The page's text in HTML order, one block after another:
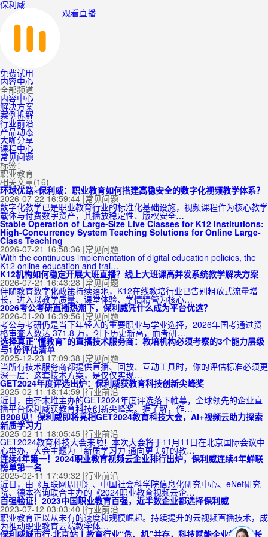
保利威
观看直播
免费试用
内容中心
全部频道
内容中心
解决方案
案例拆解
行业前沿
产品动态
大咖分享
课程中心
常见问题
标签：
职业教育
相关文章(16)
环球优路×保利威：职业教育如何搭建高稳安全的数字化视频教学体系？
2026-07-22 16:59:44 |常见问题
数字化教学已是职业教育行业的标准化基础设施，视频课程作为核心教学
载体与付费数字资产，其播放稳定性、版权安全…
Stable Operation of Large-Size Live Classes for K12 Institutions:
High-Concurrency System Teaching Solutions for Online Large-
Class Teaching
2026-07-21 16:58:36 |常见问题
With the continuous implementation of digital education policies, the
K12 online education and trai…
K12机构如何稳定开展大班直播？线上大班课高并发系统教学解决方案
2026-07-21 16:43:28 |常见问题
伴随教育数字化政策持续落地，K12在线教培行业已告别粗放式流量增
长，进入以教学质量、课堂体验、学情精管为核心…
2026考公考研直播热潮下，保利威凭什么成为平台优选？
2026-01-20 16:39:56 |常见问题
考公与考研仍是当下年轻人的重要职业与学业选择，2026年国考通过资
格审查人数达 371.8 万，创下历史新高，而考研…
选择真正“懂教育”的直播技术服务商：教培机构必须考察的3个能力层级
与1份评估清单
2025-12-23 17:09:38 |常见问题
当所有技术服务商都提供直播、回放、互动工具时，你的评估标准必须更
深一层：这套技术方案，是仅仅实现…
GET2024年度评选出炉：保利威获教育科技创新尖峰奖
2025-02-11 18:14:59 |行业前沿
近日，由芥末堆主办的GET2024年度评选落下帷幕，全球领先的企业直
播平台保利威获教育科技创新尖峰奖。据了解，作…
B208见！保利威即将亮相GET2024教育科技大会，AI+视频云助力探索
新质学习力
2025-02-11 18:05:45 |行业前沿
GET2024教育科技大会来啦！本次大会将于11月11日在北京国际会议中
心举办，大会主题为「新质学习力 通向更美好的教…
连续4年第一！2024职业教育视频云企业排行出炉，保利威连续4年蝉联
榜单第一名
2025-02-11 17:49:32 |行业前沿
近日，由《互联网周刊》、中国社会科学院信息化研究中心、eNet研究
院、德本咨询联合主办的《2024职业教育视频云企…
百强验证！2023中国职业教育百强，近半数企业都选择保利威
2023-07-12 03:03:40 |行业前沿
职业教育正以从未有的速度和规模崛起。持续提升的云视频直播技术，成
为推动职业教育云端教学体…
保利威城市行·北京站丨教育行业“危、机”并存，科技赋能企业第二增长